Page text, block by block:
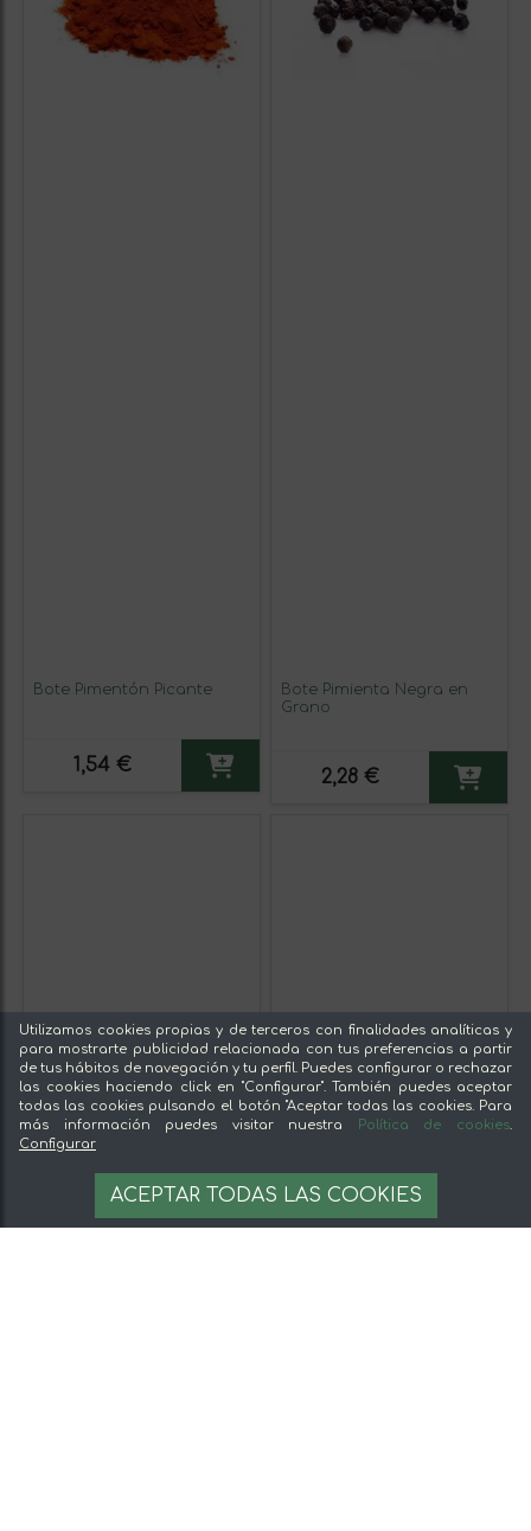
Bote Pimentón Picante
1,54 €
Bote Pimienta Negra en
Grano
2,28 €
Utilizamos cookies propias y de terceros con finalidades analíticas y
para mostrarte publicidad relacionada con tus preferencias a partir
de tus hábitos de navegación y tu perfil. Puedes configurar o rechazar
las cookies haciendo click en "Configurar". También puedes aceptar
todas las cookies pulsando el botón "Aceptar todas las cookies. Para
más información puedes visitar nuestra
Política de cookies.
Configurar
ACEPTAR TODAS LAS COOKIES